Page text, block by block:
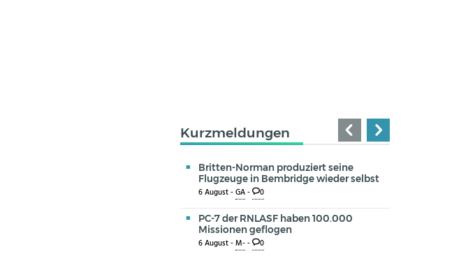
Kurzmeldungen
Britten-Norman produziert seine
Flugzeuge in Bembridge wieder selbst
6 August -GA- 0
PC-7 der RNLASF haben 100.000
Missionen geflogen
6 August -M-- 0